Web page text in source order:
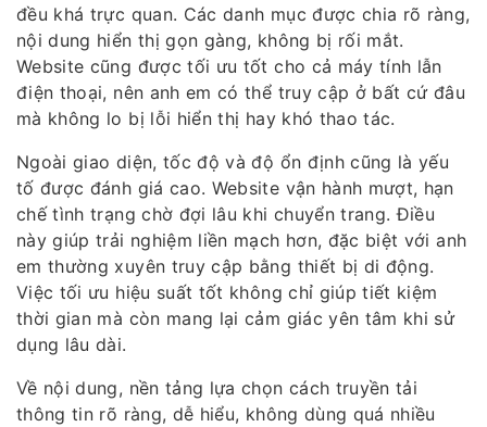
đều khá trực quan. Các danh mục được chia rõ ràng,
nội dung hiển thị gọn gàng, không bị rối mắt.
Website cũng được tối ưu tốt cho cả máy tính lẫn
điện thoại, nên anh em có thể truy cập ở bất cứ đâu
mà không lo bị lỗi hiển thị hay khó thao tác.
Ngoài giao diện, tốc độ và độ ổn định cũng là yếu
tố được đánh giá cao. Website vận hành mượt, hạn
chế tình trạng chờ đợi lâu khi chuyển trang. Điều
này giúp trải nghiệm liền mạch hơn, đặc biệt với anh
em thường xuyên truy cập bằng thiết bị di động.
Việc tối ưu hiệu suất tốt không chỉ giúp tiết kiệm
thời gian mà còn mang lại cảm giác yên tâm khi sử
dụng lâu dài.
Về nội dung, nền tảng lựa chọn cách truyền tải
thông tin rõ ràng, dễ hiểu, không dùng quá nhiều